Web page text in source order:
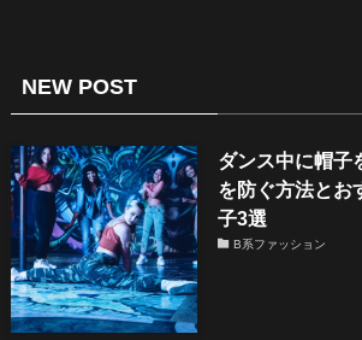
NEW POST
ダンス中に帽子
を防ぐ方法とお
子3選
B系ファッション